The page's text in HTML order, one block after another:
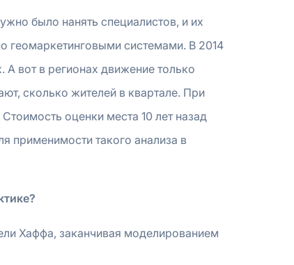
было нанять специалистов, и их
геомаркетинговыми системами. В 2014
А вот в регионах движение только
сколько жителей в квартале. При
оценки места 10 лет назад
применимости такого анализа в
Хаффа, заканчивая моделированием